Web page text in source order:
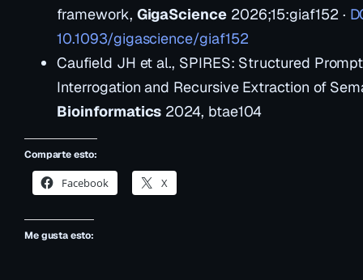
framework, GigaScience2026;15:giaf152 ·
10.1093/gigascience/giaf152
Caufield JH et al., SPIRES: Structured Prompt
Interrogation and Recursive Extraction of
Bioinformatics 2024, btae104
Comparte esto:
Facebook X
Me gusta esto: